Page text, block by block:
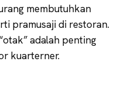
membutuhkan
pramusaji di restoran.
adalah penting
kuarterner.